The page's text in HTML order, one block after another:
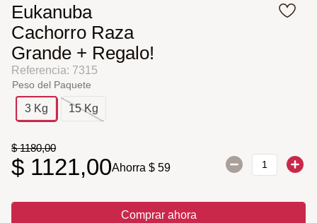
Eukanuba
Cachorro Raza
Grande + Regalo!
Referencia: 7315
Peso del Paquete
3 Kg 15 Kg
$ 1180,00
$ 1121,00Ahorra$ 59
Comprar ahora